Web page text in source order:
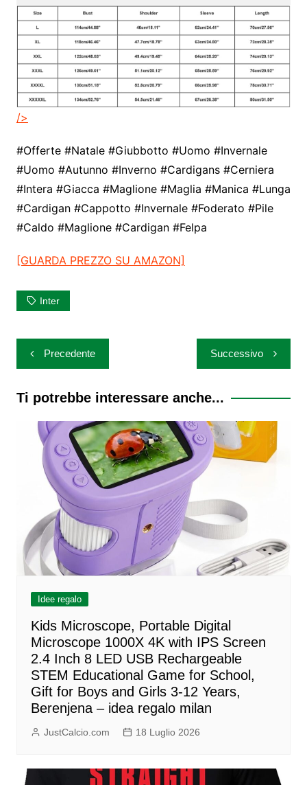
/>
#Offerte #Natale #Giubbotto #Uomo #Invernale
#Uomo #Autunno #Inverno #Cardigans #Cerniera
#Intera #Giacca #Maglione #Maglia #Manica #Lunga
#Cardigan #Cappotto #Invernale #Foderato #Pile
#Caldo #Maglione #Cardigan #Felpa
[GUARDA PREZZO SU AMAZON]
Inter
Navigazione
articoli
Precedente Successivo
Ti potrebbe interessare anche...
Idee regalo
Kids Microscope, Portable Digital
Microscope 1000X 4K with IPS Screen
2.4 Inch 8 LED USB Rechargeable
STEM Educational Game for School,
Gift for Boys and Girls 3-12 Years,
Berenjena – idea regalo milan
JustCalcio.com 18 Luglio 2026